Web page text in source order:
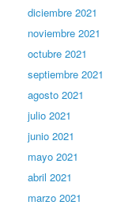
diciembre 2021
noviembre 2021
octubre 2021
septiembre 2021
agosto 2021
julio 2021
junio 2021
mayo 2021
abril 2021
marzo 2021